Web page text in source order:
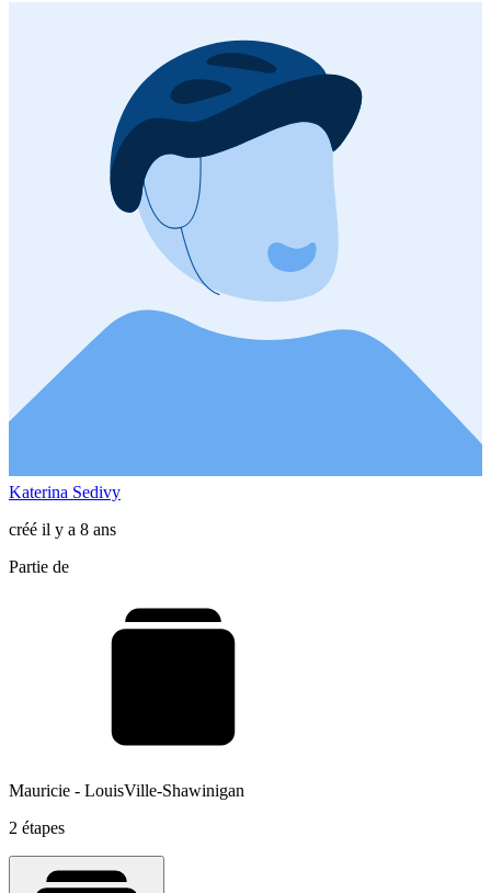
Katerina Sedivy
créé il y a 8 ans
Partie de
Mauricie - LouisVille-Shawinigan
2 étapes